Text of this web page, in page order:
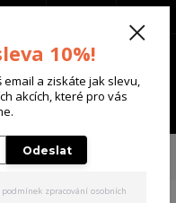
Menu
mikina s kapucí Jailbreak
10%!
email a ziskáte jak slevu,
akcích, které pro vás
Odeslat
podmínek zpracování osobních